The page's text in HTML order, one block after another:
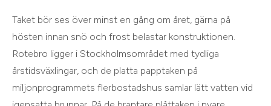
Taket bör ses över minst en gång om året, gärna på
hösten innan snö och frost belastar konstruktionen.
Rotebro ligger i Stockholmsområdet med tydliga
årstidsväxlingar, och de platta papptaken på
miljonprogrammets flerbostadshus samlar lätt vatten vid